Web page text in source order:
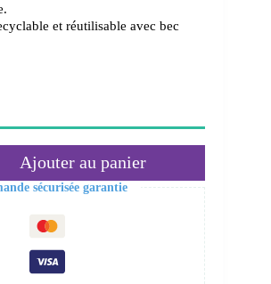
et réutilisable avec bec
Ajouter au panier
sécurisée garantie